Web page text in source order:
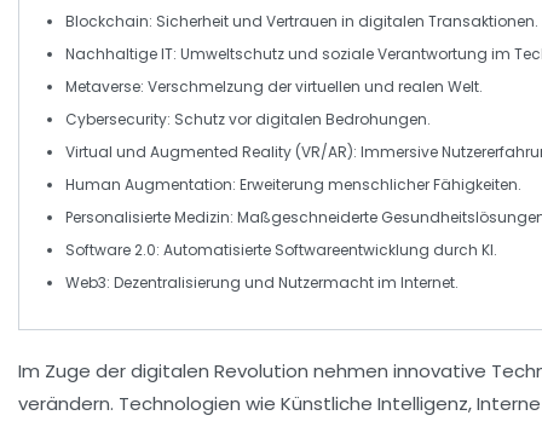
Blockchain: Sicherheit und Vertrauen in digitalen Transaktionen.
Nachhaltige IT: Umweltschutz und soziale Verantwortung im
Metaverse: Verschmelzung dervirtuellen und realen Welt.
Cybersecurity: Schutz vor digitalen Bedrohungen.
Virtual und Augmented Reality (VR/AR): Immersive
Human Augmentation: Erweiterung menschlicherFähigkeiten.
Personalisierte Medizin: Maßgeschneiderte
Software 2.0: Automatisierte Softwareentwicklung durch KI.
Web3: Dezentralisierung und Nutzermachtim Internet.
Im Zuge derdigitalen Revolution nehmen innovative
verändern. Technologien wie Künstliche Intelligenz,